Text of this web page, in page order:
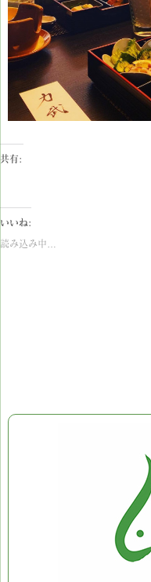
共有:
いいね:
読み込み中…